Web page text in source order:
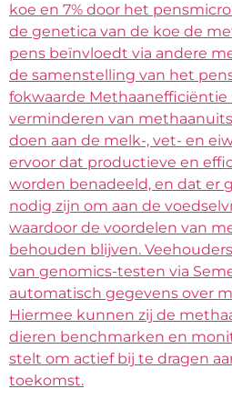
koe en 7% door het
de genetica van de koe de
pens beïnvloedt via andere
de samenstelling van het
fokwaarde
verminderen van
doen aan de melk-, vet- en
ervoor dat productieve en
worden benadeeld, en dat er
nodig zijn om aan de
waardoor de voordelen van
behouden blijven.
van genomics-testen via
automatisch gegevens over
Hiermee kunnen zij de
dieren benchmarken en
stelt om actief bij te dragen
toekomst.